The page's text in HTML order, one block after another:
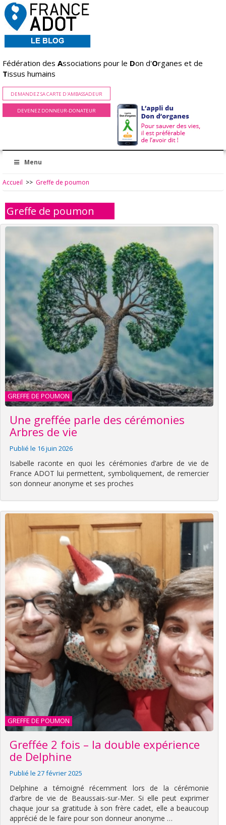
Fédération des Associations pour le Don d'Organes et de
Tissus humains
DEMANDEZ SA CARTE D'AMBASSADEUR
DEVENEZ DONNEUR-DONATEUR
Menu
Accueil >> Greffe de poumon
Greffe de poumon
GREFFE DE POUMON
Une greffée parle des cérémonies
Arbres de vie
Publié le 16 juin 2026
Isabelle raconte en quoi les cérémonies d’arbre de vie de
France ADOT lui permettent, symboliquement, de remercier
son donneur anonyme et ses proches
GREFFE DE POUMON
Greffée 2 fois – la double expérience
de Delphine
Publié le 27 février 2025
Delphine a témoigné récemment lors de la cérémonie
d’arbre de vie de Beaussais-sur-Mer. Si elle peut exprimer
chaque jour sa gratitude à son frère cadet, elle a beaucoup
apprécié de le faire pour son donneur anonyme …